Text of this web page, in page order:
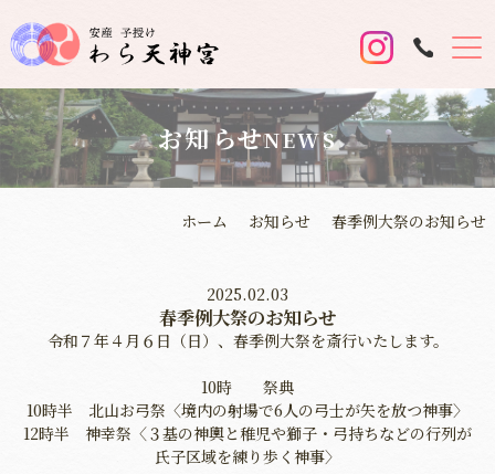
お知らせNEWS
ホーム お知らせ 春季例大祭のお知らせ
2025.02.03
春季例大祭のお知らせ
令和７年４月６日（日）、春季例大祭を斎行いたします。
10時 祭典
10時半 北山お弓祭〈境内の射場で6人の弓士が矢を放つ神事〉
12時半 神幸祭〈３基の神輿と稚児や獅子・弓持ちなどの行列が
氏子区域を練り歩く神事〉